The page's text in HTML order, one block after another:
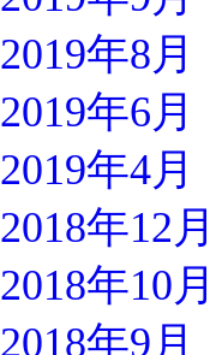
2019年8月
2019年6月
2019年4月
2018年12月
2018年10月
2018年9月